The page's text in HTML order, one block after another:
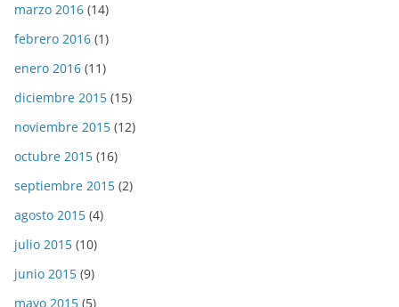
marzo 2016 (14)
febrero 2016 (1)
enero 2016 (11)
diciembre 2015 (15)
noviembre 2015 (12)
octubre 2015 (16)
septiembre 2015 (2)
agosto 2015 (4)
julio 2015 (10)
junio 2015 (9)
mayo 2015 (5)